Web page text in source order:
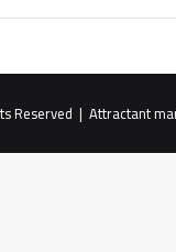
Attractant